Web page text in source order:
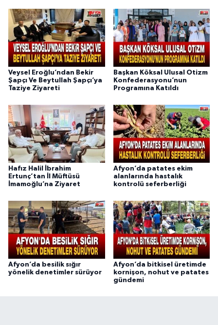
Veysel Eroğlu’ndan Bekir
Şapçı Ve Beytullah Şapçı’ya
Taziye Ziyareti
Başkan Köksal Ulusal Otizm
Konfederasyonu’nun
Programına Katıldı
Hafız Halil İbrahim
Ertunç’tan İl Müftüsü
İmamoğlu’na Ziyaret
Afyon’da patates ekim
alanlarında hastalık
kontrolü seferberliği
Afyon’da besilik sığır
yönelik denetimler sürüyor
Afyon’da bitkisel üretimde
kornişon, nohut ve patates
gündemi